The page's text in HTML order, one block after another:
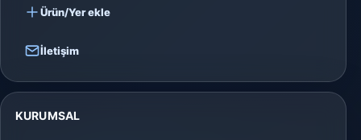
Ürün/Yer ekle
İletişim
KURUMSAL